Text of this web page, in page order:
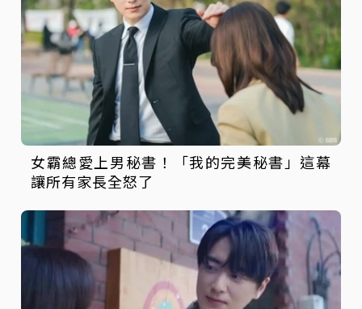
女霸總愛上男秘書！「我的完美秘書」這幕
讓所有家長全怒了